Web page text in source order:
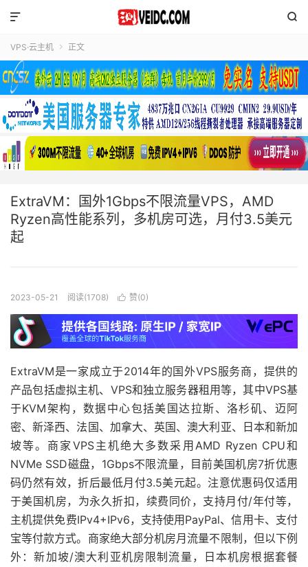


VPS·云主机  正文
ExtraVM：国外1Gbps不限流量VPS，AMD
Ryzen高性能系列，多机房可选，月付3.5美元
起
2023-05-21 阅读(1708)  赞(0)
ExtraVM是一家成立于2014年的国外VPS服务商，提供的
产品包括虚拟主机、VPS和独立服务器租用等，其中VPS基
于KVM架构，数据中心包括美国达拉斯、洛杉矶、迈阿
密、新泽西、法国、加拿大、英国、澳大利亚、日本和新加
坡等。商家VPS主机绝大多数采用AMD Ryzen CPU和
NVMe SSD磁盘，1Gbps不限流量，目前美国机房7折优惠
码仍然有效，折后最低月付3.5美元起。注意优惠码仅适用
于美国机房，为永久折扣，续费同价，支持月付/年付等，
主机提供免费IPv4+IPv6，支持使用PayPal、信用卡、支付
宝等付款方式。商家绝大部分机房月流量不限制，但以下例
外：新加坡/澳大利亚机房限制流量，日本机房根据套餐